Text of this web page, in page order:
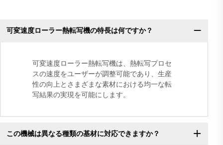
可変速度ローラー熱転写機の特長は何ですか？
可変速度ローラー熱転写機は、熱転写プロセ
スの速度をユーザーが調整可能であり、生産
性の向上とさまざまな素材における均一な転
写結果の実現を可能にします。
この機械は異なる種類の基材に対応できますか？